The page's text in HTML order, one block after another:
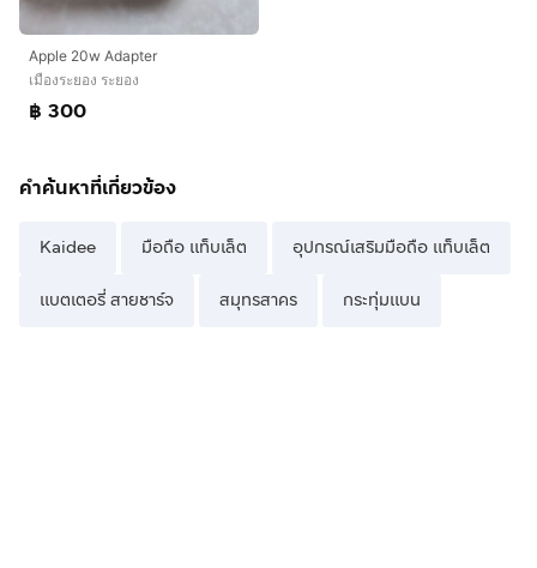
Apple 20w Adapter
เมืองระยอง ระยอง
฿ 300
คำค้นหาที่เกี่ยวข้อง
Kaidee มือถือ แท็บเล็ต อุปกรณ์เสริมมือถือ แท็บเล็ต
แบตเตอรี่ สายชาร์จ สมุทรสาคร กระทุ่มแบน